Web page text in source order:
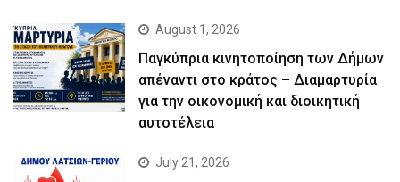
August 1, 2026
Παγκύπρια κινητοποίηση των Δήμων
απέναντι στο κράτος – Διαμαρτυρία
για την οικονομική και διοικητική
αυτοτέλεια
July 21, 2026